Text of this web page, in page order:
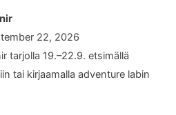
22, 2026
tarjolla 19.–22.9. etsimällä
tai kirjaamalla adventure labin